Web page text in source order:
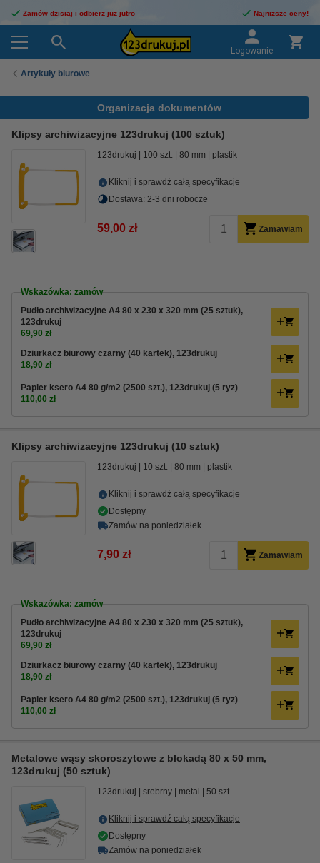
Zamów dzisiaj i odbierz już jutro Najniższe ceny!
Logowanie
Artykuły biurowe
Organizacja dokumentów
Klipsy archiwizacyjne 123drukuj (100 sztuk)
123drukuj 100 szt. 80 mm plastik
Kliknij i sprawdź całą specyfikacje
Dostawa: 2-3 dni robocze
59,00 zł Zamawiam
Wskazówka: zamów
Pudło archiwizacyjne A4 80 x 230 x 320 mm (25 sztuk),
123drukuj
69,90 zł
Dziurkacz biurowy czarny (40 kartek), 123drukuj
18,90 zł
Papier ksero A4 80 g/m2 (2500 szt.), 123drukuj (5 ryz)
110,00 zł
Klipsy archiwizacyjne 123drukuj (10 sztuk)
123drukuj 10 szt. 80 mm plastik
Kliknij i sprawdź całą specyfikacje
Dostępny
Zamów na poniedziałek
7,90 zł Zamawiam
Wskazówka: zamów
Pudło archiwizacyjne A4 80 x 230 x 320 mm (25 sztuk),
123drukuj
69,90 zł
Dziurkacz biurowy czarny (40 kartek), 123drukuj
18,90 zł
Papier ksero A4 80 g/m2 (2500 szt.), 123drukuj (5 ryz)
110,00 zł
Metalowe wąsy skoroszytowe z blokadą 80 x 50 mm,
123drukuj (50 sztuk)
123drukuj srebrny metal 50 szt.
Kliknij i sprawdź całą specyfikacje
Dostępny
Zamów na poniedziałek